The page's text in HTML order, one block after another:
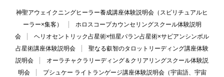
神聖アウェイクニングヒーラー養成講座体験説明会（スピリチュアルヒ
ーラー×集客）
ホロスコープカウンセリングスクール体験説明
会
ヘリオセントリック占星術×恒星パラン占星術×サビアンシンボル
占星術講座体験説明会
聖なる叡智のタロットリーディング講座体験
説明会
オーラチャクラリーディング＆クリアリングスクール体験説
明会
プシュケー ライトランゲージ講座体験説明会（宇宙語、宇宙